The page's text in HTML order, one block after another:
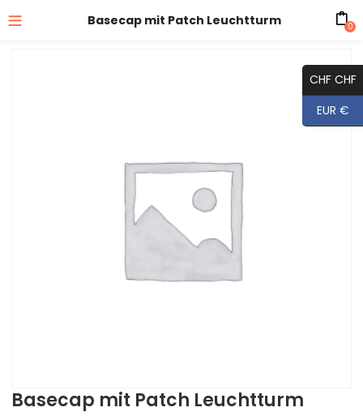
Basecap mit Patch Leuchtturm 0
Basecap mit Patch Leuchtturm
CHF CHF
EUR €